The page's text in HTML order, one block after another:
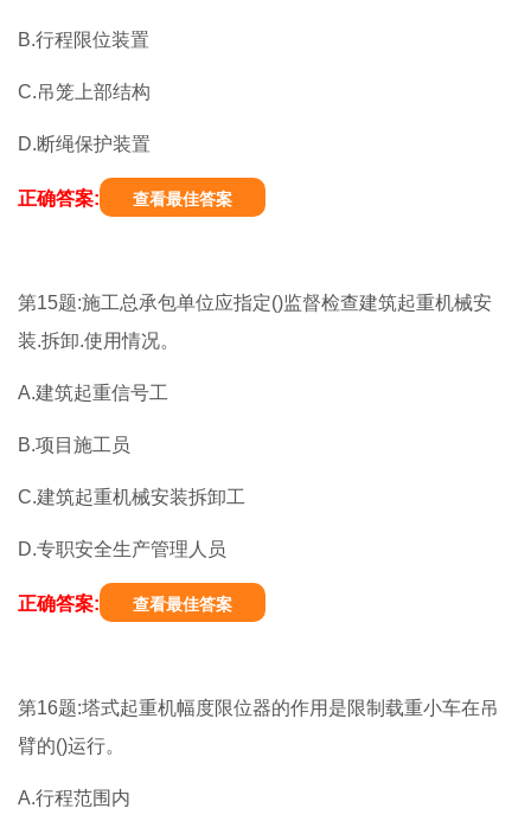
B.行程限位装置
C.吊笼上部结构
D.断绳保护装置
正确答案: 查看最佳答案
第15题:施工总承包单位应指定()监督检查建筑起重机械安
装.拆卸.使用情况。
A.建筑起重信号工
B.项目施工员
C.建筑起重机械安装拆卸工
D.专职安全生产管理人员
正确答案: 查看最佳答案
第16题:塔式起重机幅度限位器的作用是限制载重小车在吊
臂的()运行。
A.行程范围内